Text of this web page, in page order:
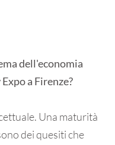
dell'economia
a Firenze?
Una maturità
dei quesiti che